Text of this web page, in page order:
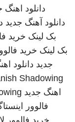
دانلود اهنگ
دانلود آهنگ جدید
بک لینک خرید
بک لینک خرید
جدید دانلود
Shadowing
اهنگ جدید
فالوور
خرید فالوور